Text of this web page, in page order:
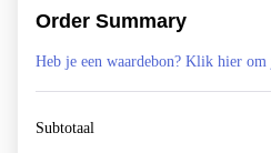
Order Summary
Heb je een waardebon? Klik hier
Subtotaal